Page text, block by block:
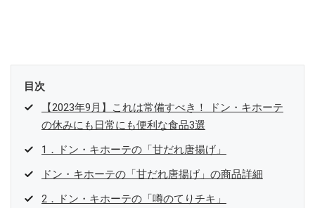
目次
【2023年9月】これは常備すべき！ ドン・キホーテ
の休みにも日常にも便利な食品3選
1．ドン・キホーテの「甘だれ唐揚げ」
ドン・キホーテの「甘だれ唐揚げ」の商品詳細
2．ドン・キホーテの「噂のてりチキ」